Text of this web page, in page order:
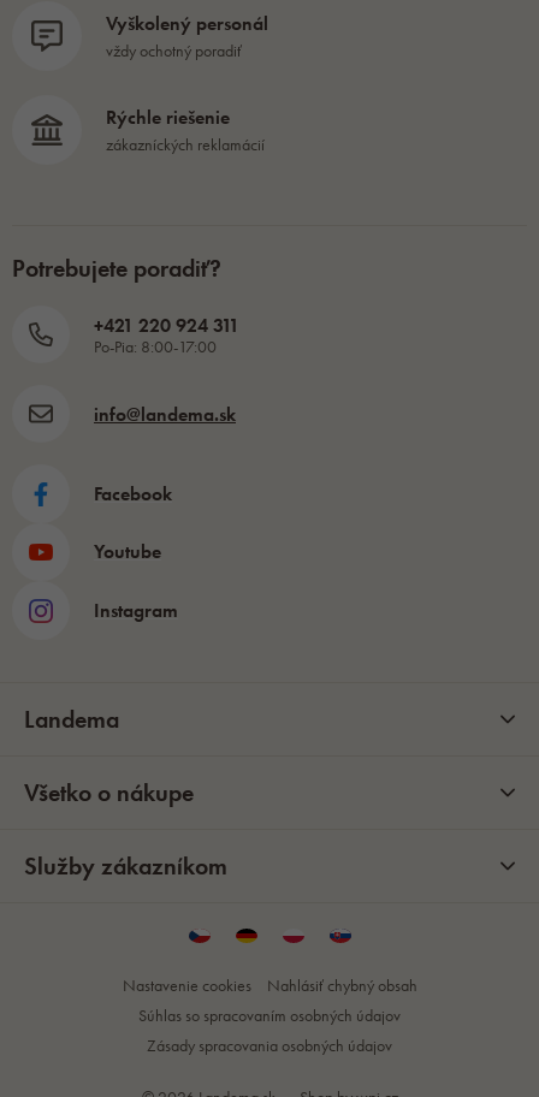
Vyškolený personál
vždy ochotný poradiť
Rýchle riešenie
zákazníckých reklamácií
Potrebujete poradiť?
+421 220 924 311
Po-Pia: 8:00-17:00
info@landema.sk
Facebook
Youtube
Instagram
Landema
Všetko o nákupe
Služby zákazníkom
Nastavenie cookies
Nahlásiť chybný obsah
Súhlas so spracovaním osobných údajov
Zásady spracovania osobných údajov